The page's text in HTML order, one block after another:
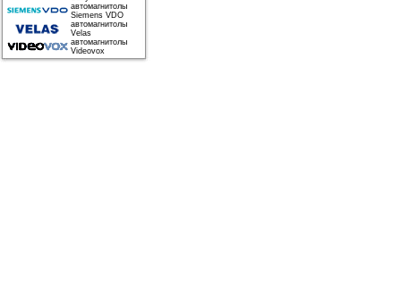
автомагнитолы
Siemens VDO
автомагнитолы
Velas
автомагнитолы
Videovox